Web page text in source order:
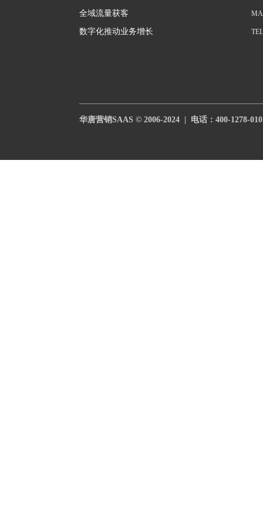
全域流量获客
数字化推动业务增长
华唐营销SAAS © 2006-2024  |  电话： 400-1278-010